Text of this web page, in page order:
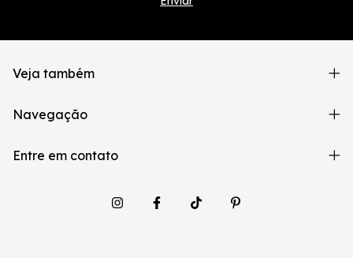
Veja também
Navegação
Entre em contato